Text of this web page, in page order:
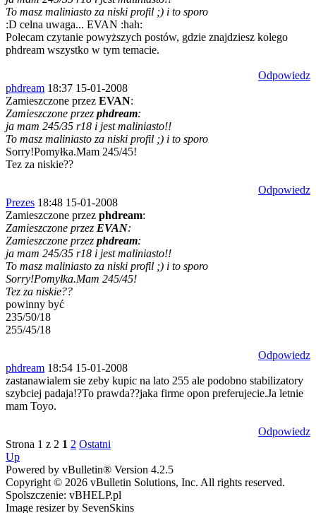
To masz maliniasto za niski profil ;) i to sporo
:D celna uwaga... EVAN :hah:
Polecam czytanie powyższych postów, gdzie znajdziesz kolego
phdream wszystko w tym temacie.
Odpowiedz
phdream 18:37 15-01-2008
Zamieszczone przez EVAN:
Zamieszczone przez phdream:
ja mam 245/35 r18 i jest maliniasto!!
To masz maliniasto za niski profil ;) i to sporo
Sorry!Pomyłka.Mam 245/45!
Tez za niskie??
Odpowiedz
Prezes 18:48 15-01-2008
Zamieszczone przez phdream:
Zamieszczone przez EVAN:
Zamieszczone przez phdream:
ja mam 245/35 r18 i jest maliniasto!!
To masz maliniasto za niski profil ;) i to sporo
Sorry!Pomyłka.Mam 245/45!
Tez za niskie??
powinny być
235/50/18
255/45/18
Odpowiedz
phdream 18:54 15-01-2008
zastanawialem sie zeby kupic na lato 255 ale podobno stabilizatory
szybciej padaja!?To prawda??jaka firme opon preferujecie.Ja letnie
mam Toyo.
Odpowiedz
Strona 1 z 2 1 2 Ostatni
Up
Powered by vBulletin® Version 4.2.5
Copyright © 2026 vBulletin Solutions, Inc. All rights reserved.
Spolszczenie: vBHELP.pl
Image resizer by SevenSkins